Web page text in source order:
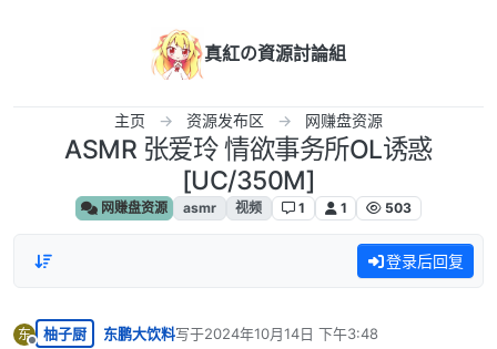
真紅の資源討論組
主页 资源发布区 网赚盘资源
ASMR 张爱玲 情欲事务所OL诱惑
[UC/350M]
网赚盘资源 asmr 视频 1 1 503
登录后回复
东 柚子厨 东鹏大饮料写于2024年10月14日 下午3:48
最后由 编辑